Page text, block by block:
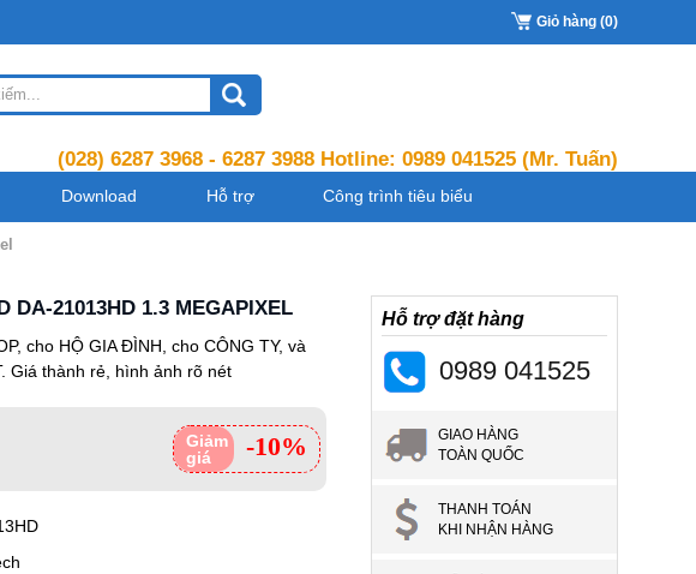
Giỏ hàng (0)
(028) 6287 3968 - 6287 3988 Hotline: 0989 041525 (Mr. Tuấn)
Download Hỗ trợ Công trình tiêu biểu
DA-21013HD 1.3 MEGAPIXEL
cho HỘ GIA ĐÌNH, cho CÔNG TY, và
Giá thành rẻ, hình ảnh rõ nét
Giảm
giá
-10%
Hỗ trợ đặt hàng
0989 041525
GIAO HÀNG
TOÀN QUỐC
THANH TOÁN
KHI NHẬN HÀNG